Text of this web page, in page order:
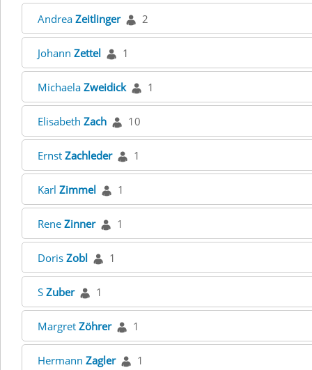
Andrea Zeitlinger 2
Johann Zettel 1
Michaela Zweidick 1
Elisabeth Zach 10
Ernst Zachleder 1
Karl Zimmel 1
Rene Zinner 1
Doris Zobl 1
S Zuber 1
Margret Zöhrer 1
Hermann Zagler 1